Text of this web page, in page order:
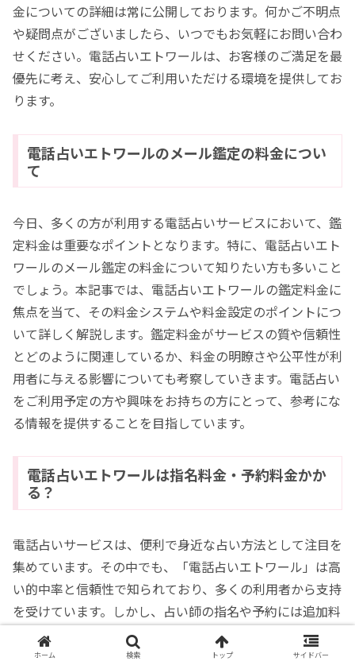
金についての詳細は常に公開しております。何かご不明点
や疑問点がございましたら、いつでもお気軽にお問い合わ
せください。電話占いエトワールは、お客様のご満足を最
優先に考え、安心してご利用いただける環境を提供してお
ります。
電話占いエトワールのメール鑑定の料金につい
て
今日、多くの方が利用する電話占いサービスにおいて、鑑
定料金は重要なポイントとなります。特に、電話占いエト
ワールのメール鑑定の料金について知りたい方も多いこと
でしょう。本記事では、電話占いエトワールの鑑定料金に
焦点を当て、その料金システムや料金設定のポイントにつ
いて詳しく解説します。鑑定料金がサービスの質や信頼性
とどのように関連しているか、料金の明瞭さや公平性が利
用者に与える影響についても考察していきます。電話占い
をご利用予定の方や興味をお持ちの方にとって、参考にな
る情報を提供することを目指しています。
電話占いエトワールは指名料金・予約料金かか
る？
電話占いサービスは、便利で身近な占い方法として注目を
集めています。その中でも、「電話占いエトワール」は高
い的中率と信頼性で知られており、多くの利用者から支持
を受けています。しかし、占い師の指名や予約には追加料
金がかかる場合があり、利用する際には料金体系を理解す
ることが重要です。本記事では、電話占いエトワールの鑑
ホーム 検索 トップ サイドバー